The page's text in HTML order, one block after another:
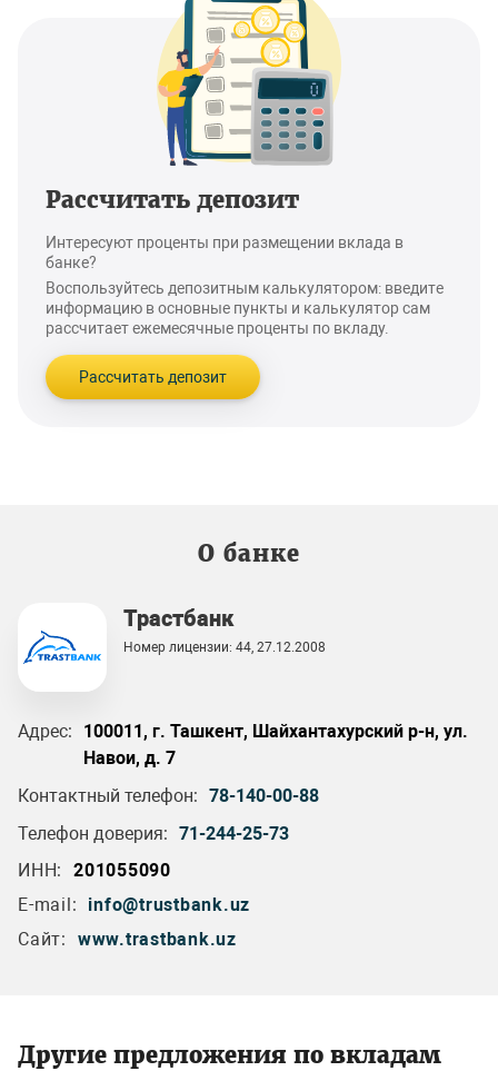
Рассчитать депозит
Интересуют проценты при размещении вклада в
банке?
Воспользуйтесь депозитным калькулятором: введите
информацию в основные пункты и калькулятор сам
рассчитает ежемесячные проценты по вкладу.
Рассчитать депозит
О банке
Трастбанк
Номер лицензии: 44, 27.12.2008
Адрес:
100011, г. Ташкент, Шайхантахурский р-н, ул.
Навои, д. 7
Контактный телефон: 78-140-00-88
Телефон доверия: 71-244-25-73
ИНН:
201055090
E-mail:
info@trustbank.uz
Сайт:
www.trastbank.uz
Другие предложения по вкладам